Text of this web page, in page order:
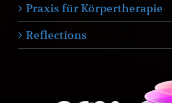
Praxis für Körpertherapie
Reflections